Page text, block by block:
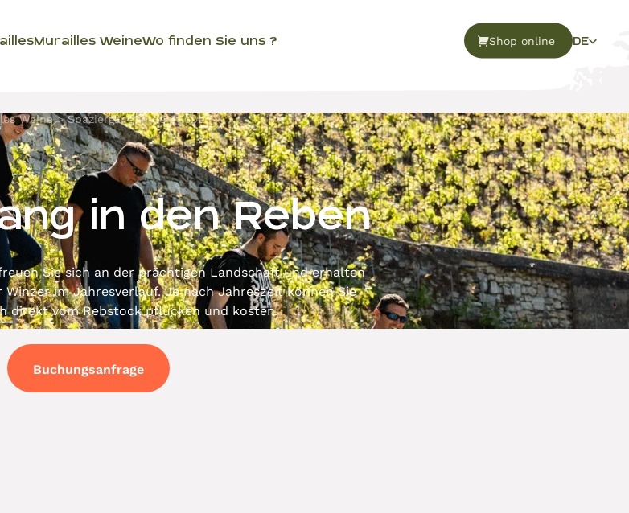
Murailles WeineWo finden Sie uns ? Shop online DE
Weine Spaziergang in den Reben
in den Reben
Sie sich an der prächtigen Landschaft und erhalten
im Jahresverlauf. Je nach Jahreszeit können Sie
direkt vom Rebstock pflücken und kosten.
Buchungsanfrage